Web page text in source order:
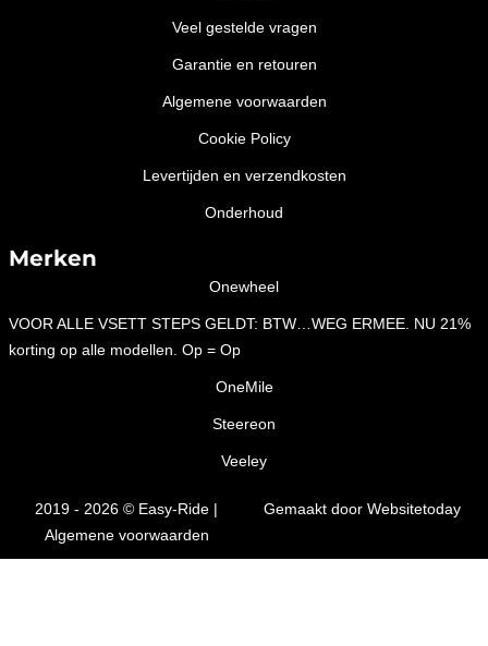
Veel gestelde vragen
Garantie en retouren
Algemene voorwaarden
Cookie Policy
Levertijden en verzendkosten
Onderhoud
Merken
Onewheel
VOOR ALLE VSETT STEPS GELDT: BTW…WEG ERMEE. NU 21%
korting op alle modellen. Op = Op
OneMile
Steereon
Veeley
2019 - 2026 © Easy-Ride |
Algemene voorwaarden
Gemaakt door Websitetoday